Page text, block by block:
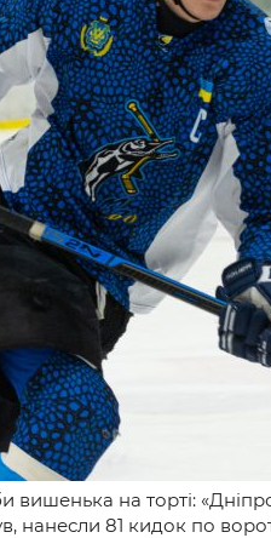
на торті:
нанесли 81 кидок по